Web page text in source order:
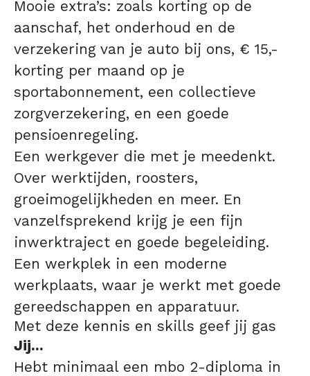
Mooie extra’s: zoals korting op de
aanschaf, het onderhoud en de
verzekering van je auto bij ons, € 15,-
korting per maand op je
sportabonnement, een collectieve
zorgverzekering, en een goede
pensioenregeling.
Een werkgever die met je meedenkt.
Over werktijden, roosters,
groeimogelijkheden en meer. En
vanzelfsprekend krijg je een fijn
inwerktraject en goede begeleiding.
Een werkplek in een moderne
werkplaats, waar je werkt met goede
gereedschappen en apparatuur.
Met deze kennis en skills geef jij gas
Jij...
Hebt minimaal een mbo 2-diploma in